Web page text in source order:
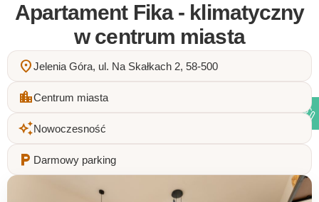
Apartament Fika - klimatyczny
w centrum miasta
location_onJelenia Góra, ul. Na Skałkach 2, 58-500
location_cityCentrum miasta
auto_awesomeNowoczesność
local_parking Darmowy parking